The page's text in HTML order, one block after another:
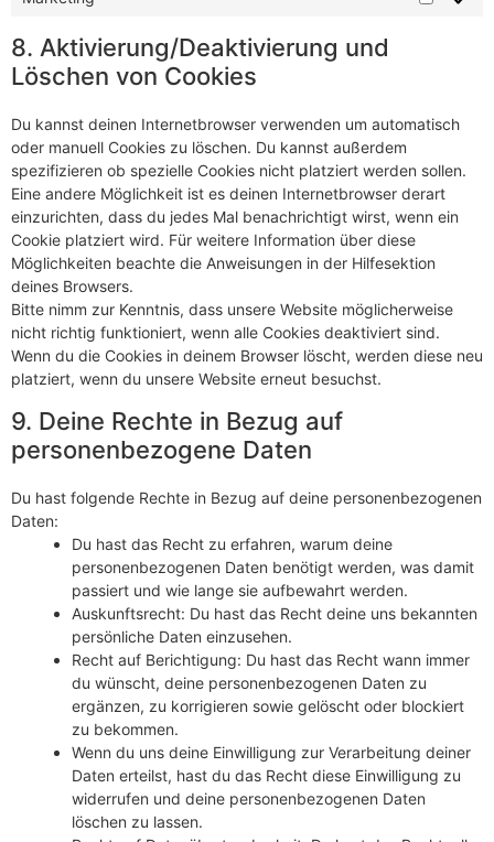
8. Aktivierung/Deaktivierung und
Löschen von Cookies
Du kannst deinen Internetbrowser verwenden um automatisch
oder manuell Cookies zu löschen. Du kannst außerdem
spezifizieren ob spezielle Cookies nicht platziert werden sollen.
Eine andere Möglichkeit ist es deinen Internetbrowser derart
einzurichten, dass du jedes Mal benachrichtigt wirst, wenn ein
Cookie platziert wird. Für weitere Information über diese
Möglichkeiten beachte die Anweisungen in der Hilfesektion
deines Browsers.
Bitte nimm zur Kenntnis, dass unsere Website möglicherweise
nicht richtig funktioniert, wenn alle Cookies deaktiviert sind.
Wenn du die Cookies in deinem Browser löscht, werden diese neu
platziert, wenn du unsere Website erneut besuchst.
9. Deine Rechte in Bezug auf
personenbezogene Daten
Du hast folgende Rechte in Bezug auf deine personenbezogenen
Daten:
Du hast das Recht zu erfahren, warum deine
personenbezogenen Daten benötigt werden, was damit
passiert und wie lange sie aufbewahrt werden.
Auskunftsrecht: Du hast das Recht deine uns bekannten
persönliche Daten einzusehen.
Recht auf Berichtigung: Du hast das Recht wann immer
du wünscht, deine personenbezogenen Daten zu
ergänzen, zu korrigieren sowie gelöscht oder blockiert
zu bekommen.
Wenn du uns deine Einwilligung zur Verarbeitung deiner
Daten erteilst, hast du das Recht diese Einwilligung zu
widerrufen und deine personenbezogenen Daten
löschen zu lassen.